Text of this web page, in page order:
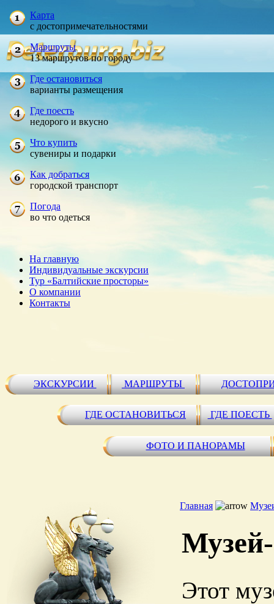
Карта
с достопримечательностями
Маршруты
13 маршрутов по городу
Где остановиться
варианты размещения
Где поесть
недорого и вкусно
Что купить
сувениры и подарки
Как добраться
городской транспорт
Погода
во что одеться
На главную
Индивидуальные экскурсии
Тур «Балтийские просторы»
О компании
Контакты
ЭКСКУРСИИ МАРШРУТЫ
ГДЕ ОСТАНОВИТЬСЯ ГДЕ ПОЕСТЬ
ФОТО И ПАНОРАМЫ
Главная
Этот